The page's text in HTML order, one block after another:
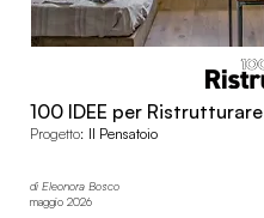
100 IDEE per Ristrutturare
Progetto: Il Pensatoio
di Eleonora Bosco
maggio 2026